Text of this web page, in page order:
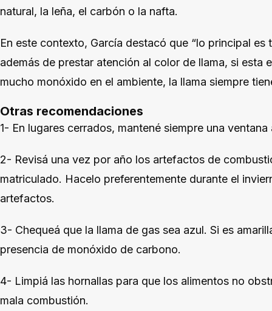
natural, la leña, el carbón o la nafta.
En este contexto, García destacó que “lo principal es
además de prestar atención al color de llama, si esta
mucho monóxido en el ambiente, la llama siempre
Otras recomendaciones
1- En lugares cerrados, mantené siempre una ventana
2- Revisá una vez por año los artefactos de
matriculado. Hacelo preferentemente durante el
artefactos.
3- Chequeá que la llama de gas sea azul. Si es
presencia de monóxido de carbono.
4- Limpiá las hornallas para que los alimentos no
mala combustión.